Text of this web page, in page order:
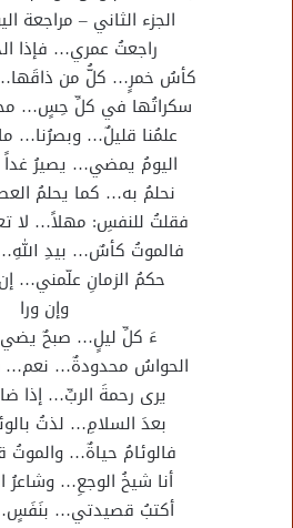
الجزء الثاني – مراجعة
راجعتُ عمري… فإذا
كأسُ خمرٍ… كلُّ من ذاقَها…
سكراتُها في كلِّ حِسٍ…
علمُنا قليلٌ… وبصرُنا…
اليومُ يمضي… يصيرُ
نحلمُ به… كما يحلمُ
فقلتُ للنفسِ: مهلاً… لا
فالموتُ كأسٌ… بيدِ اللهِ…
حكمُ الزمانِ علّمني…
وإن ورا
ءَ كلِّ ليلٍ… صبحٌ
الحواسُ محدودةٌ… نعم…
يرى رحمةَ الربِّ… إذا
بعدَ السلامِ… لذتُ
فالوئامُ حياةٌ… والموتُ
أنا شيخُ الوجعِ… وشاعرُ
أكتبُ قصيدتي… بنَفَسٍ…